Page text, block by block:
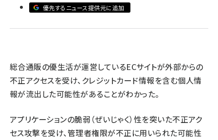
ビィ・フォアード (772)
優先するニュース提供元に追加
総合通販の優生活が運営しているECサイトが外部からの
不正アクセスを受け、クレジットカード情報を含む個人情
報が流出した可能性があることがわかった。
アプリケーションの脆弱（ぜいじゃく）性を突いた不正アク
セス攻撃を受け、管理者権限が不正に用いられた可能性
参加